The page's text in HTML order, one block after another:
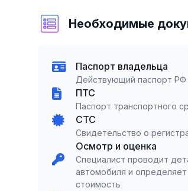
Необходимые
Паспорт владельца
Действующий паспорт РФ
ПТС
Паспорт транспортного
СТС
Свидетельство о
Осмотр и оценка
Специалист проводит
автомобиля и
стоимость